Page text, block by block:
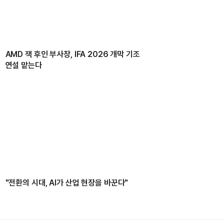
AMD 잭 후인 부사장, IFA 2026 개막 기조
연설 맡는다
"전환의 시대, AI가 산업 현장을 바꾼다"